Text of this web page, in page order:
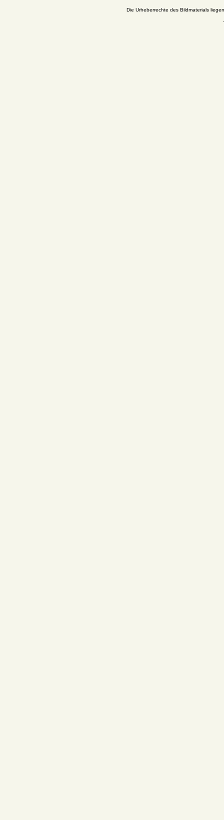
Die Urheberrechte des Bildmaterials